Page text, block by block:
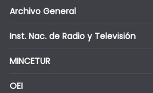
Archivo General
Inst. Nac. de Radio y Televisión
MINCETUR
OEI